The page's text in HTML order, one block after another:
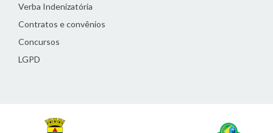
Verba Indenizatória
Contratos e convênios
Concursos
LGPD